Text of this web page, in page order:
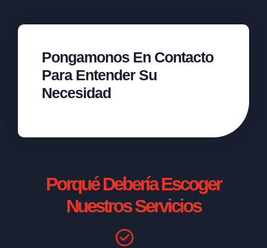
Pongamonos En Contacto
Para Entender Su
Necesidad
Porqué Debería Escoger
Nuestros Servicios